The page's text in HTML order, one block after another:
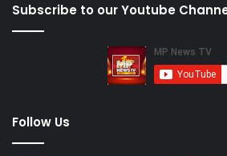
Subscribe to our Youtube
Follow Us